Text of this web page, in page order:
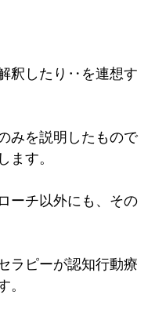
釈したり‥を連想す
みを説明したもので
す。
ーチ以外にも、その
ラピーが認知行動療